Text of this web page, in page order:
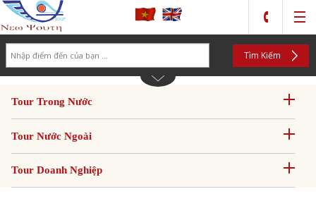
Tìm Kiếm
Tour Trong Nước
Tour Nước Ngoài
Tour Doanh Nghiệp